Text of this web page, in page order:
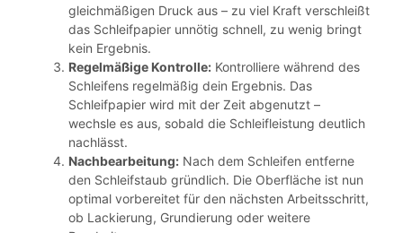
gleichmäßigen Druck aus – zu viel Kraft verschleißt
das Schleifpapier unnötig schnell, zu wenig bringt
kein Ergebnis.
Regelmäßige Kontrolle: Kontrolliere während des
Schleifens regelmäßig dein Ergebnis. Das
Schleifpapier wird mit der Zeit abgenutzt –
wechsle es aus, sobald die Schleifleistung deutlich
nachlässt.
Nachbearbeitung: Nach dem Schleifen entferne
den Schleifstaub gründlich. Die Oberfläche ist nun
optimal vorbereitet für den nächsten Arbeitsschritt,
ob Lackierung, Grundierung oder weitere